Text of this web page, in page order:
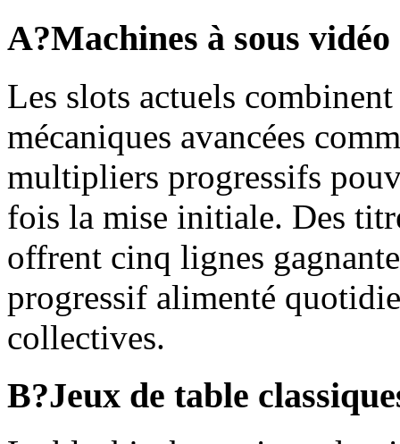
A?Machines à sous
Les slots actuels
mécaniques avancées
multipliers progressifs
fois la mise initiale. Des
offrent cinq lignes
progressif alimenté
collectives.
B?Jeux de table